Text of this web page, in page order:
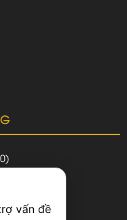
vấn đề